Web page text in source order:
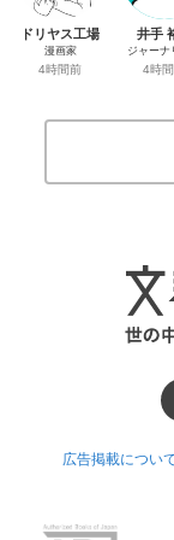
ドリヤス工場
漫画家
4時間前
井手
ジャーナ
4時
広告掲載につい